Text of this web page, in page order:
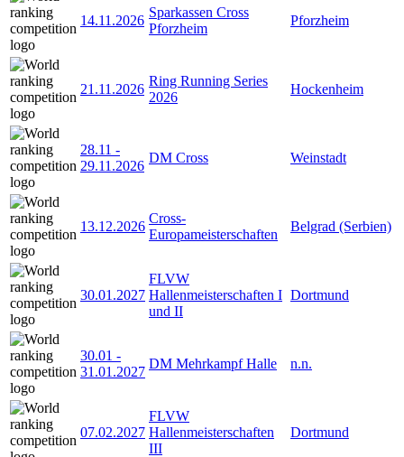
14.11.2026
Sparkassen Cross
Pforzheim
Pforzheim
21.11.2026
Ring Running Series
2026
Hockenheim
28.11 -
29.11.2026
DM Cross Weinstadt
13.12.2026
Cross-
Europameisterschaften
Belgrad (Serbien)
30.01.2027
FLVW
Hallenmeisterschaften I
und II
Dortmund
30.01 -
31.01.2027
DM Mehrkampf Halle n.n.
07.02.2027
FLVW
Hallenmeisterschaften
III
Dortmund